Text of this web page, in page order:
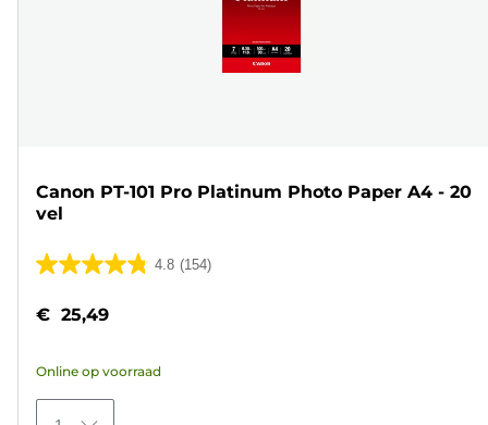
Canon PT-101 Pro Platinum Photo Paper A4 - 20
vel
4.8 (154)
4.8
de
sterren.
154
€ 25,49
Online op voorraad